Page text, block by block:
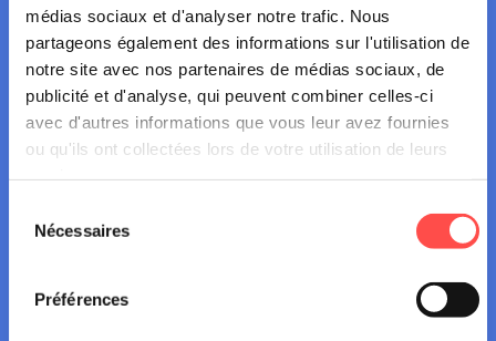
médias sociaux et d'analyser notre trafic. Nous
partageons également des informations sur l'utilisation de
notre site avec nos partenaires de médias sociaux, de
publicité et d'analyse, qui peuvent combiner celles-ci
avec d'autres informations que vous leur avez fournies
ou qu'ils ont collectées lors de votre utilisation de leurs
Nécessaires
Préférences
En savoir plus sur la moto
Autres actualités